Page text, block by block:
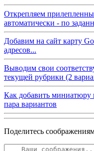
Открепляем
автоматически - по
Добавим на сайт карту
адресов...
Выводим свои
текущей рубрики (2
Как добавить миниатюру
пара вариантов
Поделитесь